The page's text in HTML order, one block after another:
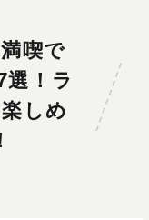
喫で
！ラ
しめ